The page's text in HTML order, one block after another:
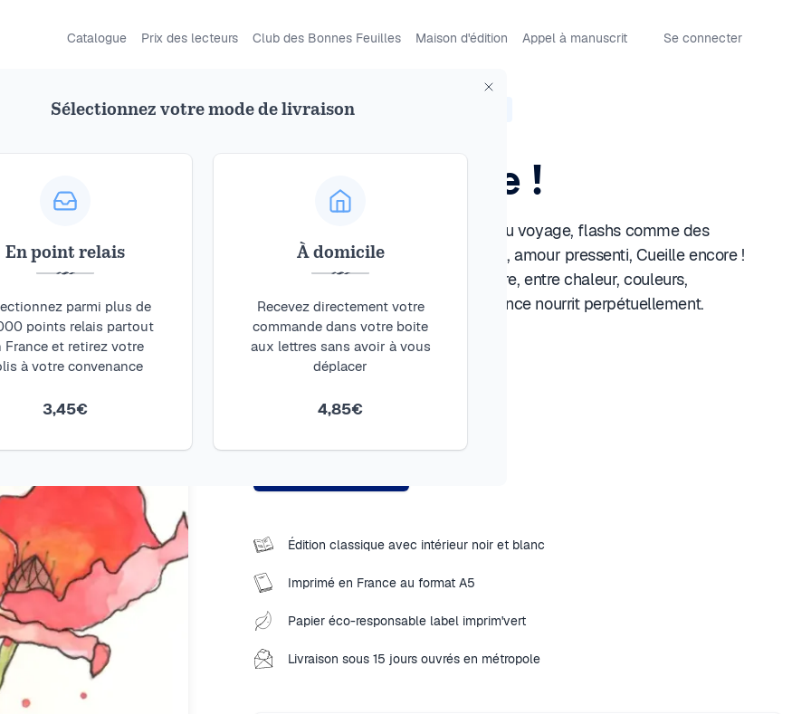
Catalogue Prix des lecteurs Club des Bonnes Feuilles Maison d'édition Appel à manuscrit Se connecter
Emmanuelle Cabin Saint Marcel
Cueille encore !
Paysage défilant à travers la vitre du voyage, flashs comme des
visions fugaces, souvenirs lumineux, amour pressenti, Cueille encore !
se veut l’écho d’une histoire intérieure, entre chaleur, couleurs,
sombreur parfois, mais que l’espérance nourrit perpétuellement.
exemplaire
Édition classique avec intérieur noir et blanc
Imprimé en France au format A5
Papier éco-responsable label imprim'vert
Livraison sous 15 jours ouvrés en métropole
Sélectionnez votre mode de livraison
En point relais
parmi plus de
points relais partout
France et retirez votre
à votre convenance
3,45€
À domicile
Recevez directement votre
commande dans votre boite
aux lettres sans avoir à vous
déplacer
4,85€